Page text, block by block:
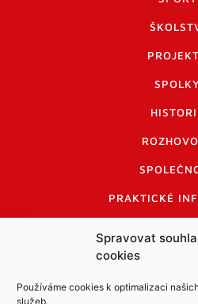
Spravovat
cookies
Používáme cookies k optimalizaci
služeb.
PRAKTICKÉ
INFORMACE A KODEX
LOGO A LOGO